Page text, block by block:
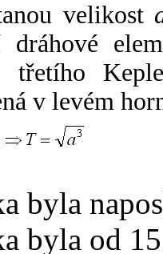
velikost
dráhové
třetího
v levém
byla
byla od